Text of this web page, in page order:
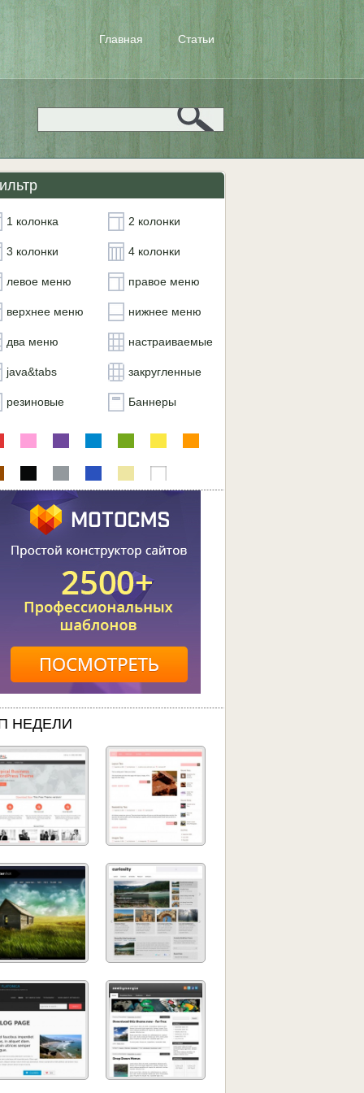
Главная Статьи
1 колонка 2 колонки
3 колонки 4 колонки
левое меню правое меню
верхнее меню нижнее меню
два меню настраиваемые
java&tabs закругленные
резиновые Баннеры
НЕДЕЛИ